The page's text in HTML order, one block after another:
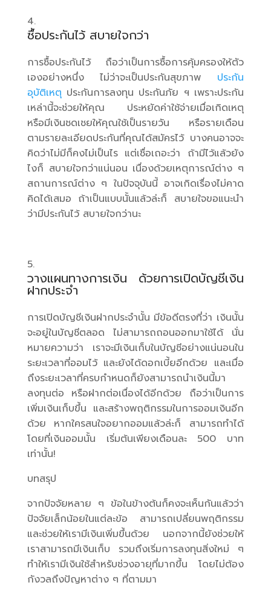
ซื้อประกันไว้ สบายใจกว่า
การซื้อประกันไว้ ถือว่าเป็นการซื้อการคุ้มครองให้ตัว
เองอย่างหนึ่ง ไม่ว่าจะเป็นประกันสุขภาพ ประกัน
อุบัติเหตุประกันการลงทุน ประกันภัย ฯ เพราะประกัน
เหล่านี้จะช่วยให้คุณ ประหยัดค่าใช้จ่ายเมื่อเกิดเหตุ
หรือมีเงินชดเชยให้คุณใช้เป็นรายวัน หรือรายเดือน
ตามรายละเอียดประกันที่คุณได้สมัครไว้ บางคนอาจจะ
คิดว่าไม่มีก็คงไม่เป็นไร แต่เชื่อเถอะว่า ถ้ามีไว้แล้วยัง
ไงก็ สบายใจกว่าแน่นอน เนื่องด้วยเหตุการณ์ต่าง ๆ
สถานการณ์ต่าง ๆ ในปัจจุบันนี้ อาจเกิดเรื่องไม่คาด
คิดได้เสมอ ถ้าเป็นแบบนั้นแล้วล่ะก็ สบายใจขอแนะนำ
ว่ามีประกันไว้ สบายใจกว่านะ
วางแผนทางการเงิน ด้วยการเปิดบัญชีเงิน
ฝากประจำ
การเปิดบัญชีเงินฝากประจำนั้น มีข้อดีตรงที่ว่า เงินนั้น
จะอยู่ในบัญชีตลอด ไม่สามารถถอนออกมาใช้ได้ นั่น
หมายความว่า เราจะมีเงินเก็บในบัญชีอย่างแน่นอนใน
ระยะเวลาที่ออมไว้ และยังได้ดอกเบี้ยอีกด้วย และเมื่อ
ถึงระยะเวลาที่ครบกำหนดก็ยังสามารถนำเงินนี้มา
ลงทุนต่อ หรือฝากต่อเนื่องได้อีกด้วย ถือว่าเป็นการ
เพิ่มเงินเก็บขึ้น และสร้างพฤติกรรมในการออมเงินอีก
ด้วย หากใครสนใจอยากออมแล้วล่ะก็ สามารถทำได้
โดยที่เงินออมนั้น เริ่มต้นเพียงเดือนละ 500 บาท
เท่านั้น!
บทสรุป
จากปัจจัยหลาย ๆ ข้อในข้างต้นก็คงจะเห็นกันแล้วว่า
ปัจจัยเล็กน้อยในแต่ละข้อ สามารถเปลี่ยนพฤติกรรม
และช่วยให้เรามีเงินเพิ่มขึ้นด้วย นอกจากนี้ยังช่วยให้
เราสามารถมีเงินเก็บ รวมถึงเริ่มการลงทุนสิ่งใหม่ ๆ
ทำให้เรามีเงินใช้สำหรับช่วงอายุที่มากขึ้น โดยไม่ต้อง
กังวลถึงปัญหาต่าง ๆ ที่ตามมา